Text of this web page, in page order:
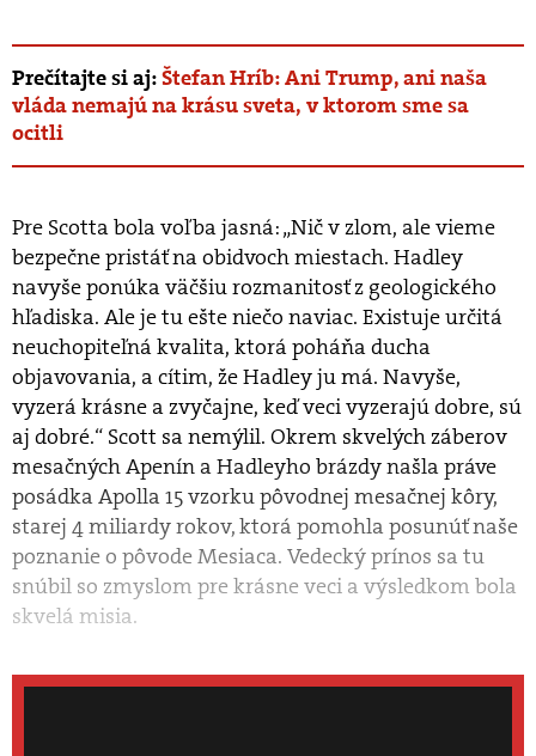
Prečítajte si aj:Štefan Hríb: Ani Trump, ani naša
vláda nemajú na krásu sveta, v ktorom sme sa
ocitli
Pre Scotta bola voľba jasná: „Nič v zlom, ale vieme
bezpečne pristáť na obidvoch miestach. Hadley
navyše ponúka väčšiu rozmanitosť z geologického
hľadiska. Ale je tu ešte niečo naviac. Existuje určitá
neuchopiteľná kvalita, ktorá poháňa ducha
objavovania, a cítim, že Hadley ju má. Navyše,
vyzerá krásne a zvyčajne, keď veci vyzerajú dobre, sú
aj dobré.“ Scott sa nemýlil. Okrem skvelých záberov
mesačných Apenín a Hadleyho brázdy našla práve
posádka Apolla 15 vzorku pôvodnej mesačnej kôry,
starej 4 miliardy rokov, ktorá pomohla posunúť naše
poznanie o pôvode Mesiaca. Vedecký prínos sa tu
snúbil so zmyslom pre krásne veci a výsledkom bola
skvelá misia.